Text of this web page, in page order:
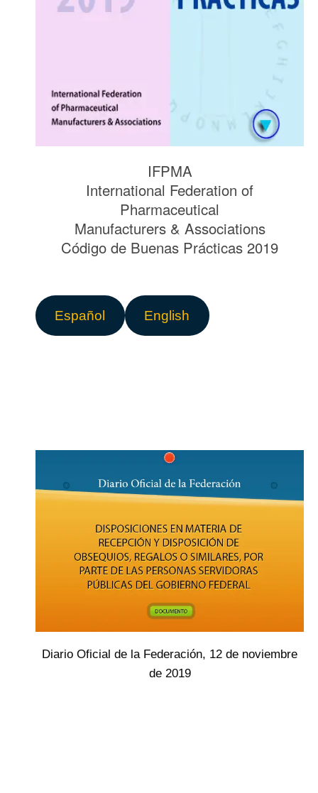
IFPMA
International Federation of
Pharmaceutical
Manufacturers & Associations
Código de Buenas Prácticas 2019
Español English
Diario Oficial de la Federación, 12 de noviembre
de 2019